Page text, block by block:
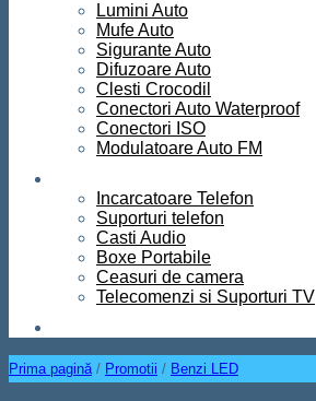
Lumini Auto
Mufe Auto
Sigurante Auto
Difuzoare Auto
Clesti Crocodil
Conectori Auto Waterproof
Conectori ISO
Modulatoare Auto FM
Incarcatoare Telefon
Suporturi telefon
Casti Audio
Boxe Portabile
Ceasuri de camera
Telecomenzi si Suporturi TV
Prima pagină / Promotii / Benzi LED